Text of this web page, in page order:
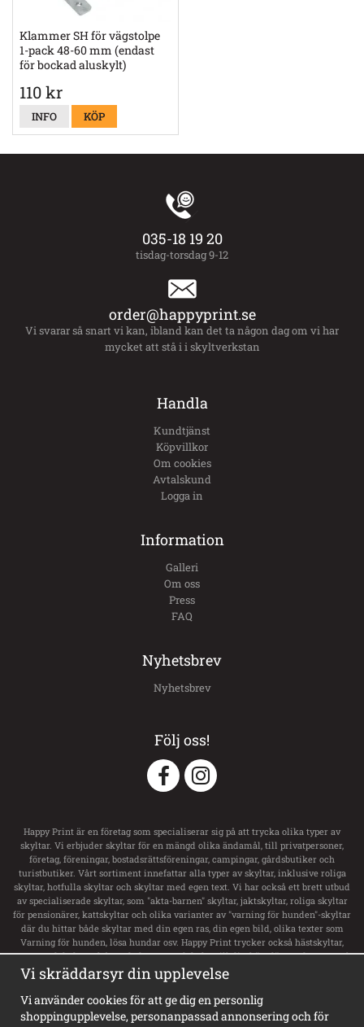
Klammer SH för vägstolpe
1-pack 48-60 mm (endast
för bockad aluskylt)
110 kr
INFO KÖP
035-18 19 20
tisdag-torsdag 9-12
order@happyprint.se
Vi svarar så snart vi kan, ibland kan det ta någon dag om vi har
mycket att stå i i skyltverkstan
Handla
Kundtjänst
Köpvillkor
Om cookies
Avtalskund
Logga in
Information
Galleri
Om oss
Press
FAQ
Nyhetsbrev
Nyhetsbrev
Följ oss!
Happy Print är en företag som specialiserar sig på att trycka olika typer av
skyltar. Vi erbjuder skyltar för en mängd olika ändamål, till privatpersoner,
företag, föreningar, bostadsrättsföreningar, campingar, gårdsbutiker och
turistbutiker. Vårt sortiment innefattar alla typer av skyltar, inklusive roliga
skyltar, hotfulla skyltar och skyltar med egen text. Vi har också ett brett utbud
av specialiserade skyltar, som "akta-barnen" skyltar, jaktskyltar, roliga skyltar
för pensionärer, kattskyltar och olika varianter av "varning för hunden"-skyltar
där du hittar både skyltar med din egen ras, din egen bild, olika texter som
Varning för hunden, lösa hundar osv. Happy Print trycker också hästskyltar,
transportdekaler och boxsskyltar samt dekaler till ditt hästsläp med namn och
svensk flagga. Vi har ett stort utbud av skyltar för privata tomt, privat område,
privat väg och privat gård. För företag erbjuder de alla typer av skyltar,
inklusive vägvisningsskyltar, laddskyltar för elbilar, personligt utformade
skyltar och olika typer av informationsskyltar. Happy Print har dessutom
Vi skräddarsyr din upplevelse
Vi använder cookies för att ge dig en personlig
shoppingupplevelse, personanpassad annonsering och för